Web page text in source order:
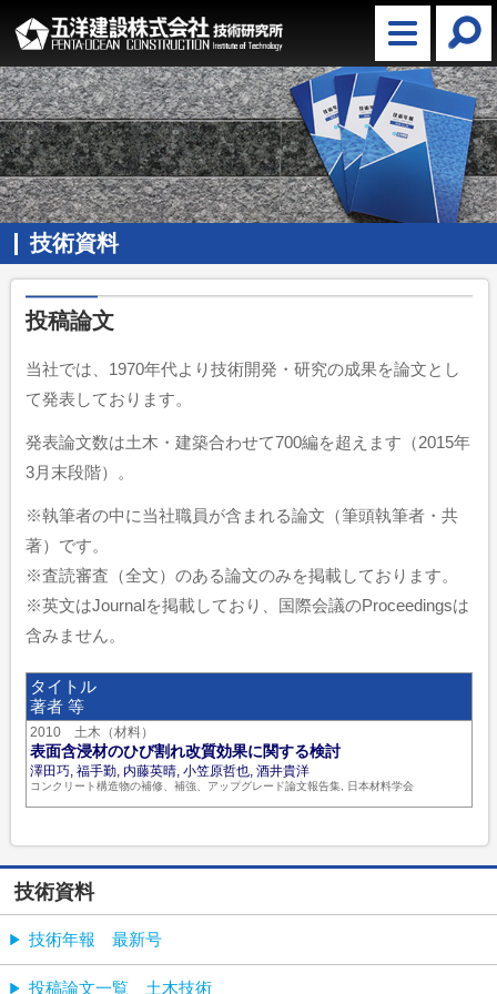
技術資料
投稿論文
当社では、1970年代より技術開発・研究の成果を論文とし
て発表しております。
発表論文数は土木・建築合わせて700編を超えます（2015年
3月末段階）。
※執筆者の中に当社職員が含まれる論文（筆頭執筆者・共
著）です。
※査読審査（全文）のある論文のみを掲載しております。
※英文はJournalを掲載しており、国際会議のProceedingsは
含みません。
タイトル
著者 等
2010 土木（材料）
表面含浸材のひび割れ改質効果に関する検討
澤田巧, 福手勤, 内藤英晴, 小笠原哲也, 酒井貴洋
コンクリート構造物の補修、補強、アップグレード論文報告集, 日本材料学会
技術資料
技術年報 最新号
投稿論文一覧 土木技術